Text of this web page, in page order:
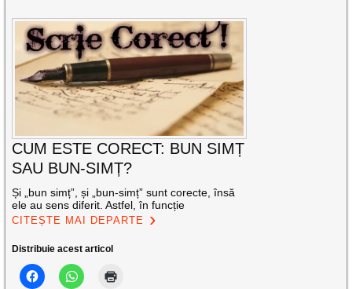
CUM ESTE CORECT: BUN SIMȚ
SAU BUN-SIMȚ?
Și „bun simț”, și „bun-simț” sunt corecte, însă
ele au sens diferit. Astfel, în funcție
CITEȘTE MAI DEPARTE
Distribuie acest articol